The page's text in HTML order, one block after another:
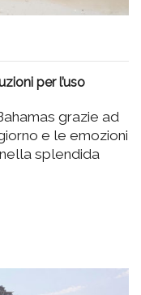
per l’uso
grazie ad
e le emozioni
splendida